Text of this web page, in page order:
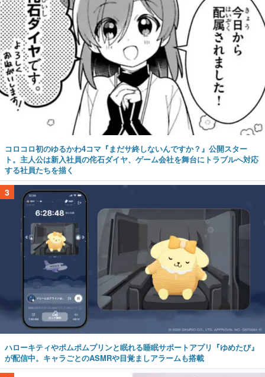
コロコロ初のゆるかわ4コマ『まだサ終しないんですか？』公開スター
ト。主人公は新入社員の侘石ダイヤ、ゲーム会社を舞台にトラブルへ対応
する社員たちを描く
3
ハローキティやポムポムプリンと眠れる睡眠サポートアプリ『ゆめたび』
が配信中。キャラごとのASMRや目覚ましアラームも搭載